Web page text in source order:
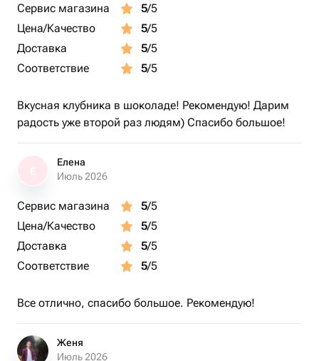
Сервис магазина 5/5
Цена/Качество
5/5
Доставка
5/5
Соответствие
5/5
Вкусная клубника в шоколаде! Рекомендую! Дарим
радость уже второй раз людям) Спасибо большое!
Елена
Июль 2026
Сервис магазина 5/5
Цена/Качество
5/5
Доставка
5/5
Соответствие
5/5
Все отлично, спасибо большое. Рекомендую!
Женя
Июль 2026